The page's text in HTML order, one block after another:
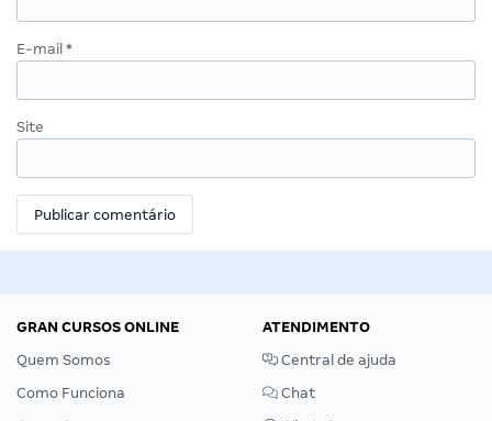
E-mail *
Site
GRAN CURSOS ONLINE
Quem Somos
Como Funciona
ATENDIMENTO
Central de ajuda
Chat